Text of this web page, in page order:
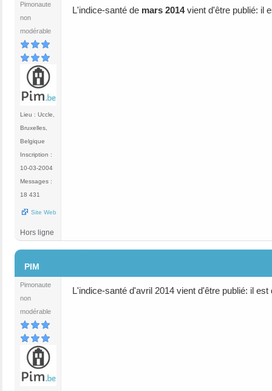
Pimonaute
non
modérable
Lieu : Uccle,
Bruxelles,
Belgique
Inscription :
10-03-2004
Messages :
18 431
Site Web
L'indice-santé de mars 2014vient d'être publié: il
Hors ligne
PIM
Pimonaute
non
modérable
L'indice-santé d'avril 2014 vient d'être publié: il